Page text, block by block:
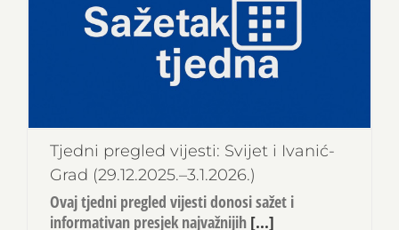
Tjedni pregled vijesti: Svijet i Ivanić-
Grad (29.12.2025.–3.1.2026.)
Ovaj tjedni pregled vijesti donosi sažet i
informativan presjek najvažnijih [...]